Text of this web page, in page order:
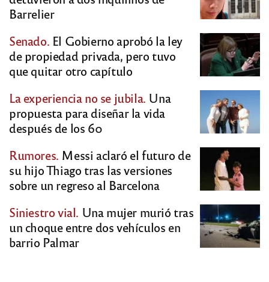
Barrelier
Senado. El Gobierno aprobó la ley
de propiedad privada, pero tuvo
que quitar otro capítulo
La experiencia no se jubila. Una
propuesta para diseñar la vida
después de los 60
Rumores. Messi aclaró el futuro de
su hijo Thiago tras las versiones
sobre un regreso al Barcelona
Siniestro vial. Una mujer murió tras
un choque entre dos vehículos en
barrio Palmar